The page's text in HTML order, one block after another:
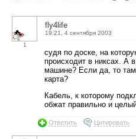
1
fly4life
19:21, 4 сентября 2003
судя по доске, на
происходит в никсах. А
машине? Если да, то там
карта?
Кабель, к которому
обжат правильно и
Ответить Цитировать